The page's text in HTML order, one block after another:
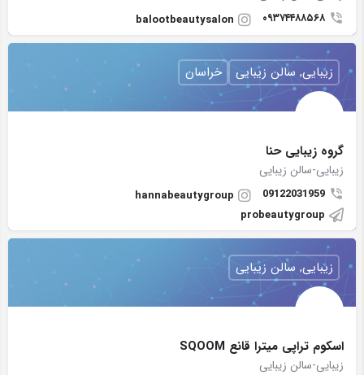
۰۹۳۷۴۴۸۸۵۶۸ balootbeautysalon
گروه زیبایی حنا
زیبایی-سالن زیبایی
09122031959
hannabeautygroup
probeautygroup
زیبایی, سالن زیبایی خراسان
اسکوم تراپی میترا قانع SQOOM
زیبایی-سالن زیبایی
زیبایی, سالن زیبایی